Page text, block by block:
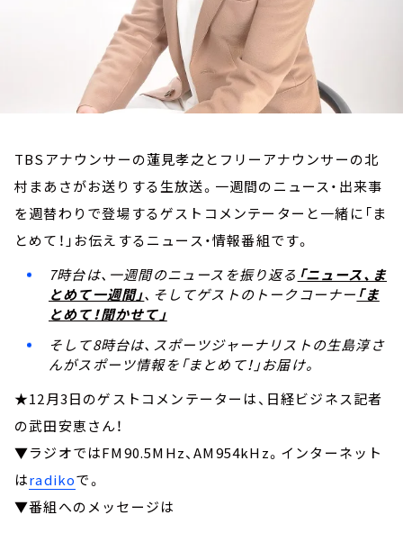
TBSアナウンサーの蓮見孝之とフリーアナウンサーの北
村まあさがお送りする生放送。一週間のニュース・出来事
を週替わりで登場するゲストコメンテーターと一緒に「ま
とめて！」お伝えするニュース・情報番組です。
7時台は、一週間のニュースを振り返る 「ニュース、ま
とめて一週間」、そしてゲストのトークコーナー 「ま
とめて！聞かせて」
そして8時台は、スポーツジャーナリストの生島淳さ
んがスポーツ情報を「まとめて！」お届け。
★12月3日のゲストコメンテーターは、日経ビジネス記者
の武田安恵さん！
▼ラジオではFM90.5MHz、AM954kHz。インターネット
はradikoで。
▼番組へのメッセージは